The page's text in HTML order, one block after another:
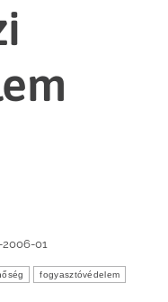
2006-01
fogyasztóvédelem